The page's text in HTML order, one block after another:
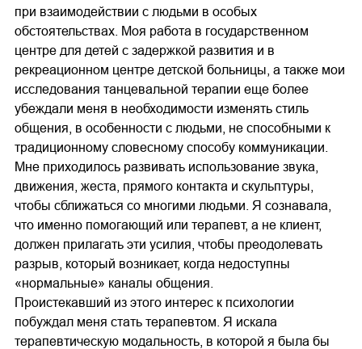
при взаимодействии с людьми в особых
обстоятельствах. Моя работа в государственном
центре для детей с задержкой развития и в
рекреационном центре детской больницы, а также мои
исследования танцевальной терапии еще более
убеждали меня в необходимости изменять стиль
общения, в особенности с людьми, не способными к
традиционному словесному способу коммуникации.
Мне приходилось развивать использование звука,
движения, жеста, прямого контакта и скульптуры,
чтобы сближаться со многими людьми. Я сознавала,
что именно помогающий или терапевт, а не клиент,
должен прилагать эти усилия, чтобы преодолевать
разрыв, который возникает, когда недоступны
«нормальные» каналы общения.
Проистекавший из этого интерес к психологии
побуждал меня стать терапевтом. Я искала
терапевтическую модальность, в которой я была бы